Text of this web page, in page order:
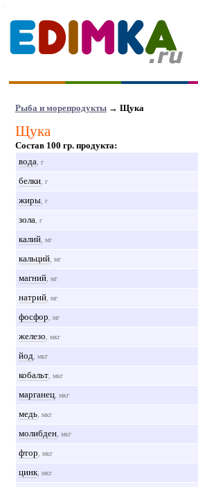
Рыба и морепродукты→ Щука
Щука
Состав 100 гр. продукта:
вода , г
белки, г
жиры, г
зола , г
калий, мг
кальций, мг
магний, мг
натрий, мг
фосфор , мг
железо , мкг
йод , мкг
кобальт, мкг
марганец, мкг
медь, мкг
молибден, мкг
фтор , мкг
цинк, мкг